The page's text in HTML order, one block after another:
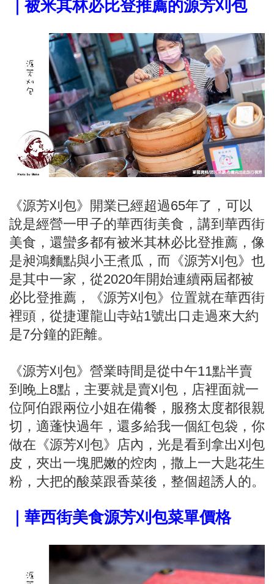
｜被米其林必比登推薦的源芳刈包
《源芳刈包》開業已經超過65年了，可以
說是經營一甲子的華西街美食，講到華西街
美食，還蠻多都有被米其林必比登推薦，像
是昶鴻麵點與小王煮瓜，而《源芳刈包》也
是其中一家，從2020年開始連續兩屆都被
必比登推薦，《源芳刈包》位置就在華西街
裡頭，從捷運龍山寺站1號出口走過來大約
是7分鐘的距離。
《源芳刈包》營業時間是從中午11點半賣
到晚上8點，主要就是賣刈包，店裡面就一
位阿伯跟兩位小姐在備餐，服務太度都很親
切，適蓬快過年，還多給我一個紅包袋，你
做在《源芳刈包》店內，光是看到拿出刈包
皮，夾出一塊肥嫩的焢肉，撒上一大匙花生
粉，大把的酸菜跟香菜後，整個超誘人的。
｜華西街美食源芳刈包菜單價格